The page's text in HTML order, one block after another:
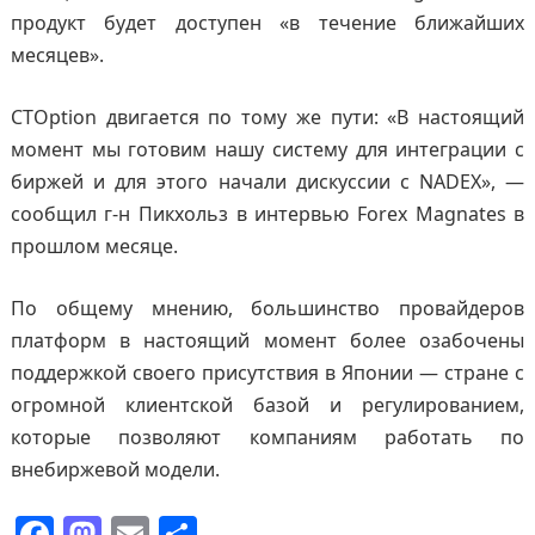
продукт будет доступен «в течение ближайших
месяцев».
CTOption двигается по тому же пути: «В настоящий
момент мы готовим нашу систему для интеграции с
биржей и для этого начали дискуссии с NADEX», —
сообщил г-н Пикхольз в интервью Forex Magnates в
прошлом месяце.
По общему мнению, большинство провайдеров
платформ в настоящий момент более озабочены
поддержкой своего присутствия в Японии — стране с
огромной клиентской базой и регулированием,
которые позволяют компаниям работать по
внебиржевой модели.